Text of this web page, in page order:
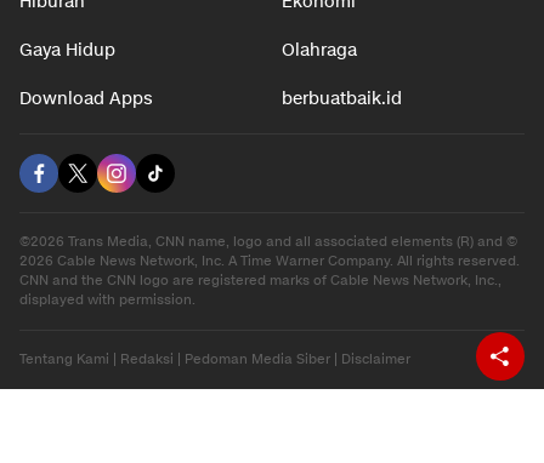
Gaya Hidup Olahraga
Download Apps berbuatbaik.id
©2026 Trans Media, CNN name, logo and all associated elements (R) and ©
2026 Cable News Network, Inc. A Time Warner Company. All rights reserved.
CNN and the CNN logo are registered marks of Cable News Network, Inc.,
displayed with permission.
Tentang Kami | Redaksi | Pedoman Media Siber | Disclaimer